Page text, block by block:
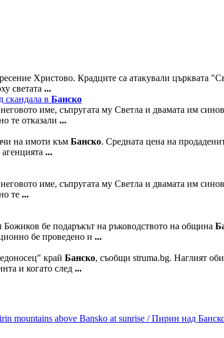
Христово. Крадците са атакували църквата
светата ...
скандала в Банско
име, съпругата му Светла и двамата им
те отказали ...
на имоти към Банско. Средната цена на
...
име, съпругата му Светла и двамата им
те ...
бе подаръкът на ръководството на община
бе проведено и ...
край Банско, съобщи struma.bg. Наглият
и когато след ...